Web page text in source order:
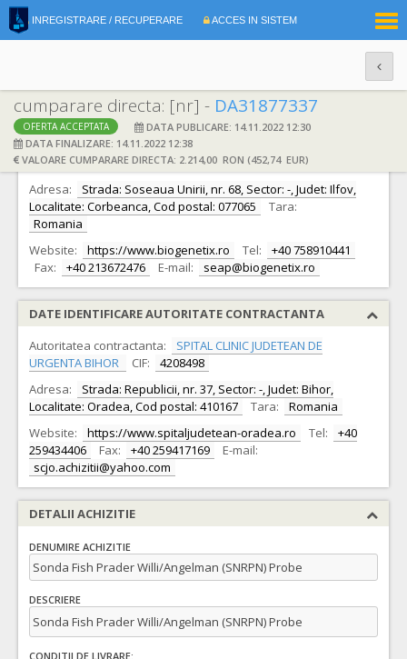
INREGISTRARE / RECUPERARE ACCES IN SISTEM
cumparare directa: [nr] - DA31877337
OFERTA ACCEPTATA
DATA PUBLICARE: 14.11.2022 12:30
DATA FINALIZARE: 14.11.2022 12:38
VALOARE CUMPARARE DIRECTA: 2.214,00 RON (452,74 EUR)
DATE IDENTIFICARE OFERTANT
Ofertant: S.C. BIOGENETIX S.R.L. S.R.L. CIF: 15845119
Adresa:
Strada: Soseaua Unirii, nr. 68, Sector: -, Judet: Ilfov,
Localitate: Corbeanca, Cod postal: 077065
Tara:
Romania
Website:
https://www.biogenetix.ro Tel:
+40 758910441
Fax:
+40 213672476 E-mail: seap@biogenetix.ro
DATE IDENTIFICARE AUTORITATE CONTRACTANTA
Autoritatea contractanta:
SPITAL CLINIC JUDETEAN DE
URGENTA BIHOR
CIF:
4208498
Adresa:
Strada: Republicii, nr. 37, Sector: -, Judet: Bihor,
Localitate: Oradea, Cod postal: 410167
Tara:
Romania
Website:
https://www.spitaljudetean-oradea.ro Tel:
+40
259434406
Fax: +40 259417169
E-mail:
scjo.achizitii@yahoo.com
DETALII ACHIZITIE
DENUMIRE ACHIZITIE
Sonda Fish Prader Willi/Angelman (SNRPN) Probe
DESCRIERE
Sonda Fish Prader Willi/Angelman (SNRPN) Probe
CONDITII DE LIVRARE: